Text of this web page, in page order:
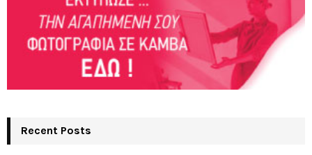
Recent Posts